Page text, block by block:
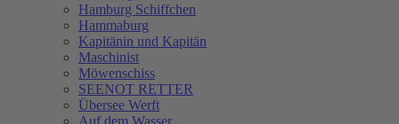
Hamburg Schiffchen
Hammaburg
Kapitänin und Kapitän
Maschinist
Möwenschiss
SEENOT RETTER
Übersee Werft
Auf dem Wasser